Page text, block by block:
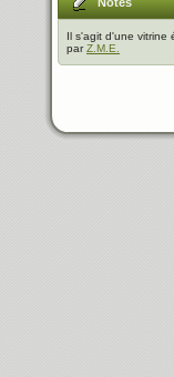
Il s'agit d'une vitrine
parZ.M.E.